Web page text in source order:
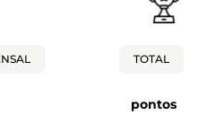
TOTAL
pontos